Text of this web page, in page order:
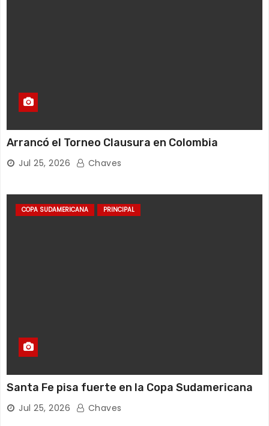
Arrancó el Torneo Clausura en Colombia
Jul 25, 2026 Chaves
COPA SUDAMERICANA PRINCIPAL
Santa Fe pisa fuerte en la Copa Sudamericana
Jul 25, 2026 Chaves